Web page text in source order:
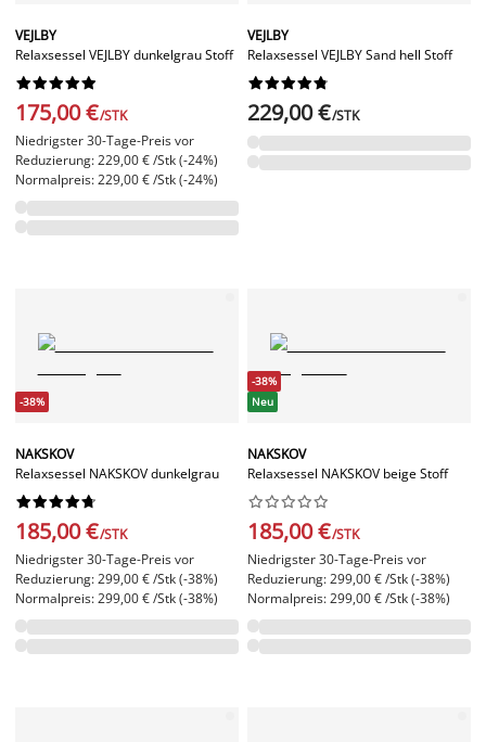
VEJLBY
Relaxsessel VEJLBY dunkelgrau Stoff






175,00 €/STK
Niedrigster 30-Tage-Preis vor
Reduzierung: 229,00 € /Stk (-24%)
Normalpreis: 229,00 € /Stk (-24%)
VEJLBY
Relaxsessel VEJLBY Sand hell Stoff






229,00 €/STK
-38%
NAKSKOV
Relaxsessel NAKSKOV dunkelgrau






185,00 €/STK
Niedrigster 30-Tage-Preis vor
Reduzierung: 299,00 € /Stk (-38%)
Normalpreis: 299,00 € /Stk (-38%)
-38%
Neu
NAKSKOV
Relaxsessel NAKSKOV beige Stoff






185,00 €/STK
Niedrigster 30-Tage-Preis vor
Reduzierung: 299,00 € /Stk (-38%)
Normalpreis: 299,00 € /Stk (-38%)